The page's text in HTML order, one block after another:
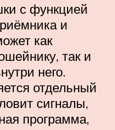
с функцией
и
как
так и
него.
отдельный
сигналы,
программа,